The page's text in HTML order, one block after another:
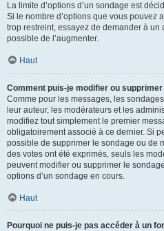
La limite d’options d’un sondage est
Si le nombre d’options que vous pouvez
trop restreint, essayez de demander à un
possible de l’augmenter.
Haut
Comment puis-je modifier ou supprimer
Comme pour les messages, les
leur auteur, les modérateurs et les
modifiez tout simplement le premier
obligatoirement associé à ce dernier. Si
possible de supprimer le sondage ou de
des votes ont été exprimés, seuls les
peuvent modifier ou supprimer le
options d’un sondage en cours.
Haut
Pourquoi ne puis-je pas accéder à un